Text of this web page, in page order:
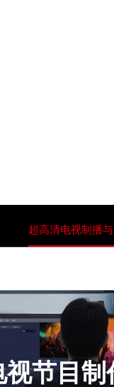
超高清电视制播
节目